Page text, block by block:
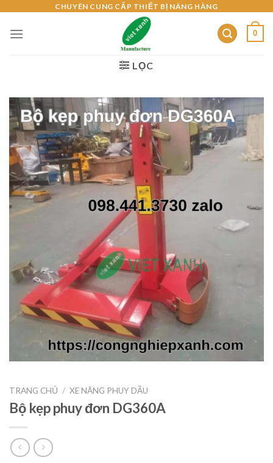
content
CHUYÊN CUNG CẤP THIẾT BỊ NÂNG HÀNG
0
LỌC
TRANG CHỦ / XE NÂNG PHUY DẦU
Bộ kẹp phuy đơn DG360A